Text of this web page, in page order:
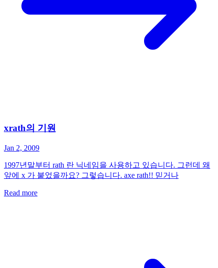
xrath의 기원
Jan 2, 2009
1997년말부터 rath 란 닉네임을 사용하고 있습니다. 그런데 왜
앞에 x 가 붙었을까요? 그렇습니다. axe rath!! 믿거나
Read more